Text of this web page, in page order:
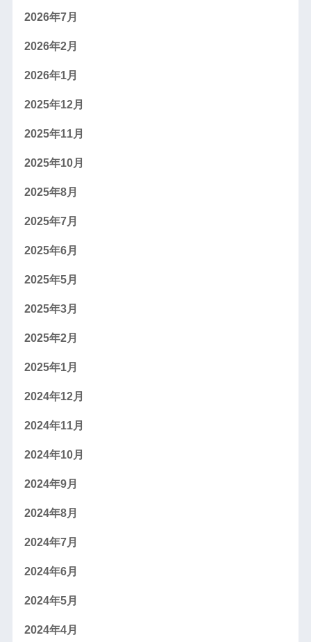
2026年7月
2026年2月
2026年1月
2025年12月
2025年11月
2025年10月
2025年8月
2025年7月
2025年6月
2025年5月
2025年3月
2025年2月
2025年1月
2024年12月
2024年11月
2024年10月
2024年9月
2024年8月
2024年7月
2024年6月
2024年5月
2024年4月